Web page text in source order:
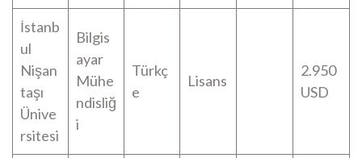
İstanb
ul
Nişan
taşı
Ünive
rsitesi
Bilgis
ayar
Mühe
ndisliğ
i
Türkç
e
Lisans
2.950
USD